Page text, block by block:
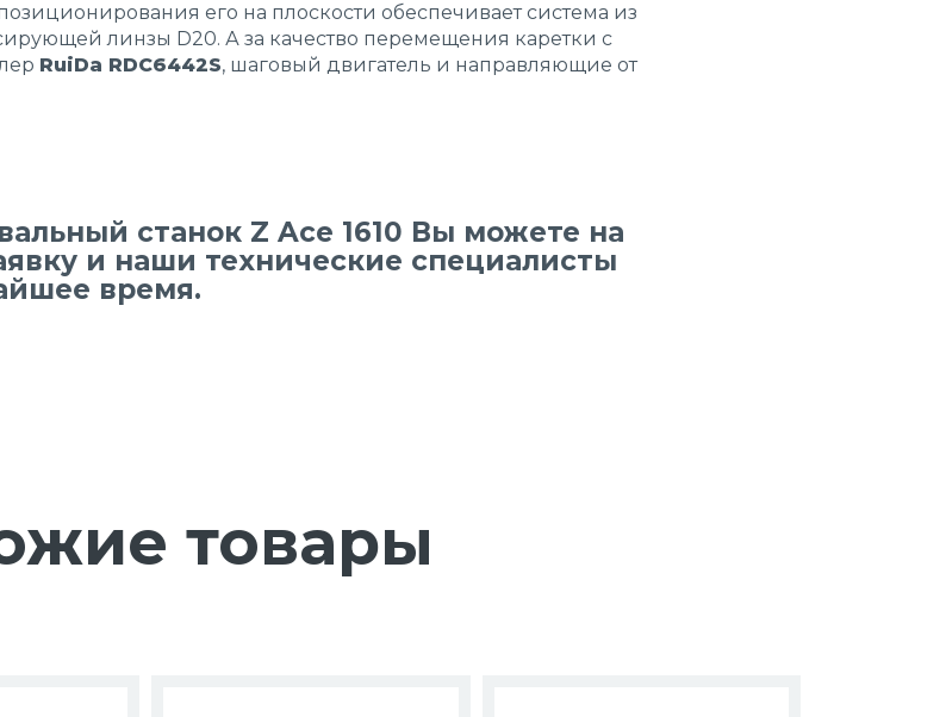
его на плоскости обеспечивает система из
линзы D20. А за качество перемещения каретки с
RuiDa RDC6442S, шаговый двигатель и направляющие от
станок Z Ace 1610 Вы можете на
и наши технические специалисты
время.
товары